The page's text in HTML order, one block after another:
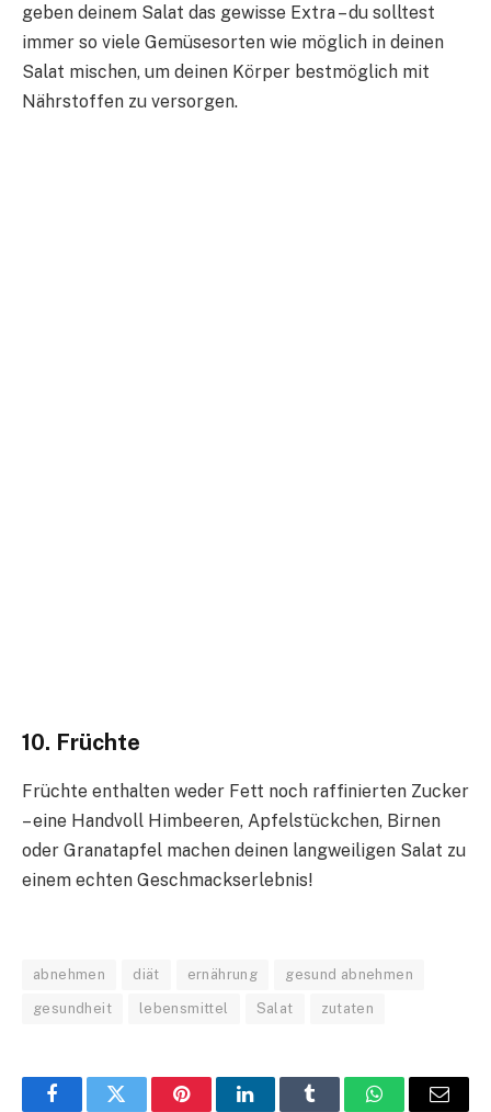
geben deinem Salat das gewisse Extra – du solltest
immer so viele Gemüsesorten wie möglich in deinen
Salat mischen, um deinen Körper bestmöglich mit
Nährstoffen zu versorgen.
10. Früchte
Früchte enthalten weder Fett noch raffinierten Zucker
– eine Handvoll Himbeeren, Apfelstückchen, Birnen
oder Granatapfel machen deinen langweiligen Salat zu
einem echten Geschmackserlebnis!
abnehmen diät ernährung gesund abnehmen
gesundheit lebensmittel Salat zutaten